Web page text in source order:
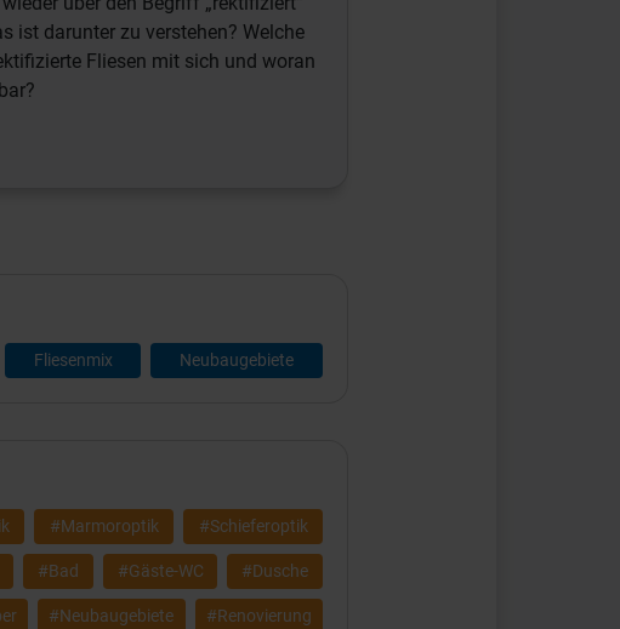
ist darunter zu verstehen? Welche
Fliesen mit sich und woran
Fliesenmix Neubaugebiete
#Marmoroptik #Schieferoptik
#Bad #Gäste-WC #Dusche
#Neubaugebiete #Renovierung